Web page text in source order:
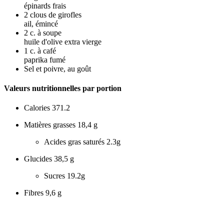
épinards frais
2 clous de girofles
ail, émincé
2 c. à soupe
huile d'olive extra vierge
1 c. à café
paprika fumé
Sel et poivre, au goût
Valeurs nutritionnelles par portion
Calories 371.2
Matières grasses 18,4 g
Acides gras saturés 2.3g
Glucides 38,5 g
Sucres 19.2g
Fibres 9,6 g